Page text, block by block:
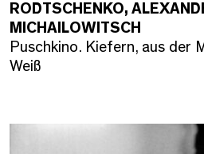
RODTSCHENKO,
MICHAILOWITSCH
Puschkino. Kiefern, aus der
Weiß